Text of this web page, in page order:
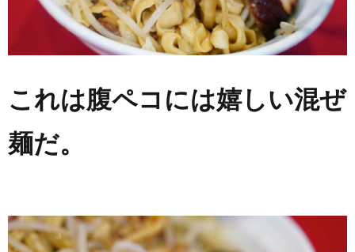
これは腹ペコには嬉しい混ぜ
麺だ。